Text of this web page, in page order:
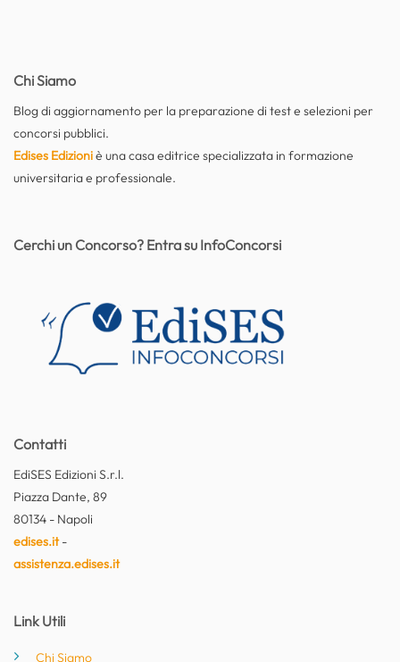
Chi Siamo
Blog di aggiornamento per la preparazione di test e selezioni per
concorsi pubblici.
Edises Edizioniè una casa editrice specializzata in formazione
universitaria e professionale.
Contatti
EdiSES Edizioni S.r.l.
Piazza Dante, 89
80134 - Napoli
edises.it-
assistenza.edises.it
Link Utili
Chi Siamo
Cerchi un Concorso? Entra su InfoConcorsi